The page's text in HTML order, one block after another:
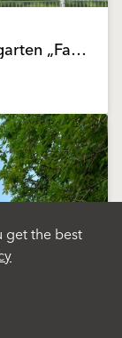
Der Name ist Programm: Kindergarten „Farbenfroh“
get the best